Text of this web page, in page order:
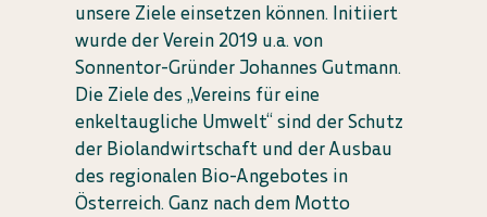
unsere Ziele einsetzen können. Initiiert
wurde der Verein 2019 u.a. von
Sonnentor-Gründer Johannes Gutmann.
Die Ziele des „Vereins für eine
enkeltaugliche Umwelt“ sind der Schutz
der Biolandwirtschaft und der Ausbau
des regionalen Bio-Angebotes in
Österreich. Ganz nach dem Motto